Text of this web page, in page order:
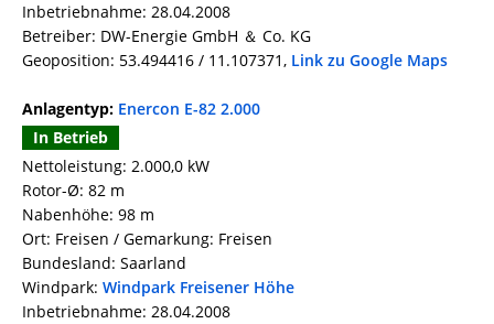
Inbetriebnahme: 28.04.2008
Betreiber: DW-Energie GmbH ＆ Co. KG
Geoposition: 53.494416 / 11.107371, Link zu Google Maps
Anlagentyp: Enercon E-82 2.000
In Betrieb
Nettoleistung: 2.000,0 kW
Rotor-Ø: 82 m
Nabenhöhe: 98 m
Ort: Freisen / Gemarkung: Freisen
Bundesland: Saarland
Windpark: Windpark Freisener Höhe
Inbetriebnahme: 28.04.2008